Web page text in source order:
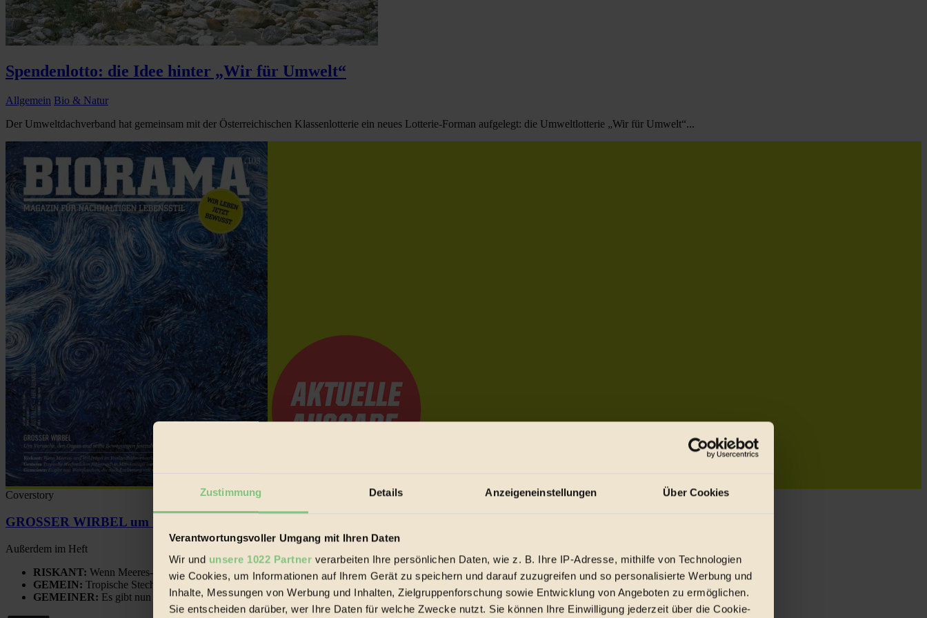
Zustimmung Details Anzeigeneinstellungen Über Cookies
Verantwortungsvoller Umgang mit Ihren Daten
Wir und unsere 1022 Partner verarbeiten Ihre persönlichen Daten, wie z. B. Ihre IP-Adresse, mithilfe von Technologien
wie Cookies, um Informationen auf Ihrem Gerät zu speichern und darauf zuzugreifen und so personalisierte Werbung und
Inhalte, Messungen von Werbung und Inhalten, Zielgruppenforschung sowie Entwicklung von Angeboten zu ermöglichen.
Sie entscheiden darüber, wer Ihre Daten für welche Zwecke nutzt. Sie können Ihre Einwilligung jederzeit über die Cookie-
Spendenlotto: die Idee hinter „Wir für Umwelt“
Allgemein Bio & Natur
Der Umweltdachverband hat gemeinsam mit der Österreichischen Klassenlotterie ein neues Lotterie-Forman aufgelegt: die Umweltlotterie „Wir für Umwelt“...
Coverstory
GROSSER WIRBEL um Versuche, den Ozean und seine Bewegungen festzuhalten.
Außerdem im Heft
RISKANT: Wenn Meeres- und Wildvögel im Freilandhühnerbetrieb vorbeischauen.
GEMEIN: Tropische Stechmücken fühlen sich in Mitteleuropa inziwschen oft zu Hause.
GEMEINER: Es gibt nun Weinflaschen, die nach Entleerung voll wieder zu dir zurückkommen.